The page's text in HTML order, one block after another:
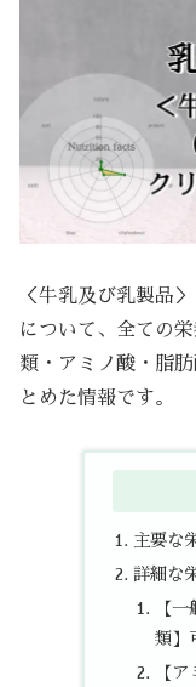
＜牛乳及び乳製品
について、全ての
類・アミノ酸・脂
とめた情報です。
主要な
詳細な
【
類】
【